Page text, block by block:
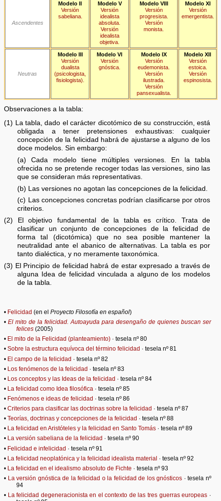
Ascendentes
Modelo II
Versión
sabeliana.
Modelo V
Versión
idealista
absoluta.
Versión
idealista
objetiva.
Modelo VIII
Versión
progresista.
Versión
monista.
Modelo XI
Versión
emergentista.
Neutras
Modelo III
Versión
dualista
(psicologista,
fisiologista).
Modelo VI
Versión
gnóstica.
Modelo IX
Versión
eudemonista.
Versión
ilustrada.
Versión
pansexualista.
Modelo XII
Versión
estoica.
Versión
espinosista.
Observaciones a la tabla:
(1) La tabla, dado el carácter dicotómico de su construcción, está
obligada a tener pretensiones exhaustivas: cualquier
concepción de la felicidad habrá de ajustarse a alguno de los
doce modelos. Sin embargo:
(a) Cada modelo tiene múltiples versiones. En la tabla
ofrecida no se pretende recoger todas las versiones, sino las
que se consideran más representativas.
(b) Las versiones no agotan las concepciones de la felicidad.
(c) Las concepciones concretas podrían clasificarse por otros
criterios.
(2) El objetivo fundamental de la tabla es crítico. Trata de
clasificar un conjunto de concepciones de la felicidad de
forma tal (dicotómica) que no sea posible mantener la
neutralidad ante el abanico de alternativas. La tabla es por
tanto dialéctica, y no meramente taxonómica.
(3) El Principio de felicidad habrá de estar expresado a través de
alguna Idea de felicidad vinculada a alguno de los modelos
de la tabla.
• Felicidad (en elProyecto Filosofía en español)
•El mito de la felicidad. Autoayuda para desengaño de quienes buscan ser
felices(2005)
• El mito de la Felicidad (planteamiento) · tesela nº 80
•Sobre la estructura equívoca del término felicidad · tesela nº 81
• El campo de la felicidad · tesela nº 82
• Los fenómenos de la felicidad · tesela nº 83
• Los conceptos y las Ideas de la felicidad · tesela nº 84
• La felicidad como Idea filosófica · tesela nº 85
• Fenómenos e ideas de felicidad · tesela nº 86
•Criterios para clasificar las doctrinas sobre la felicidad · tesela nº 87
•Teorías, doctrinas y concepciones de la felicidad · tesela nº 88
• La felicidad en Aristóteles y la felicidad en Santo Tomás · tesela nº 89
• La versión sabeliana de la felicidad · tesela nº 90
• Felicidad e infelicidad · tesela nº 91
• La felicidad neoplatónica y la felicidad idealista material · tesela nº 92
• La felicidad en el idealismo absoluto de Fichte · tesela nº 93
• La versión gnóstica de la felicidad o la felicidad de los gnósticos · tesela nº
94
• La felicidad degeneracionista en el contexto de las tres guerras europeas ·